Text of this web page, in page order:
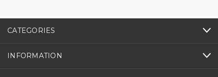
CATEGORIES
INFORMATION